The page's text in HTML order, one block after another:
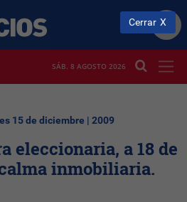
SÁB. 8 AGOSTO 2026
15 de diciembre | 2009
eleccionaria, a 18 de
inmobiliaria.
Cerrar